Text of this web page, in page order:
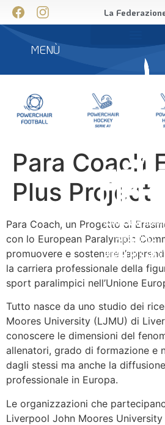
La
MENÙ
Para Coach
Plus Project
Para Coach, un Progetto di
con lo European Paralympic
promuovere e sostenere
la carriera professionale della
sport paralimpici nell’Unione
Tutto nasce da uno studio dei
Moores University (LJMU) di
conoscere le dimensioni del
allenatori, grado di formazione e
dagli stessi ma anche la
professionale in Europa.
Le organizzazioni che
Liverpool John Moores University